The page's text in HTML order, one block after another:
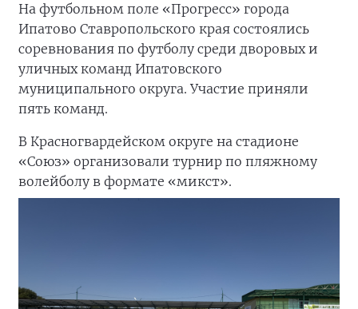
На футбольном поле «Прогресс» города
Ипатово Ставропольского края состоялись
соревнования по футболу среди дворовых и
уличных команд Ипатовского
муниципального округа. Участие приняли
пять команд.
В Красногвардейском округе на стадионе
«Союз» организовали турнир по пляжному
волейболу в формате «микст».